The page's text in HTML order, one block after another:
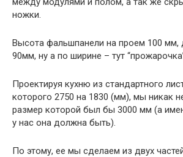
ножки.
Высота фальшпанели на проем 100 мм,
90мм, ну а по ширине – тут
Проектируя кухню из стандартного
которого 2750 на 1830 (мм), мы никак
размер которой был бы 3000 мм (а
у нас она должна быть).
По этому, ее мы сделаем из двух